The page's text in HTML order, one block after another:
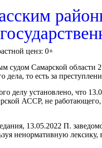
ценз: 0+
судом Самарской области
дела, то есть за
делу установлено, что
АССР, не
13.05.2022 П.
ненормативную